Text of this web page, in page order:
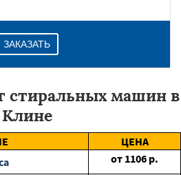
ЗАКАЗАТЬ
стиральных машин в
Клине
ЦЕНА
от 1106 р.